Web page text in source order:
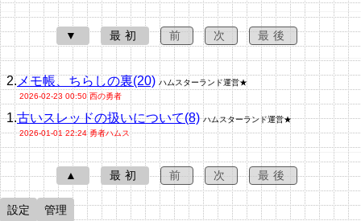
▼ 最初 前 次 最後
2. メモ帳、ちらしの裏(20) ハムスターランド運営★
2026-02-23 00:50 西の勇者
1.古いスレッドの扱いについて(8) ハムスターランド運営★
2026-01-01 22:24 勇者ハムス
▲ 最初 前 次 最後
設定 管理